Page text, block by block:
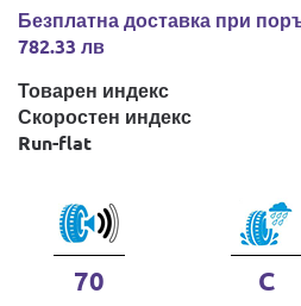
Безплатна доставка при
782.33 лв
Товарен индекс
Скоростен индекс
Run-flat
70 C